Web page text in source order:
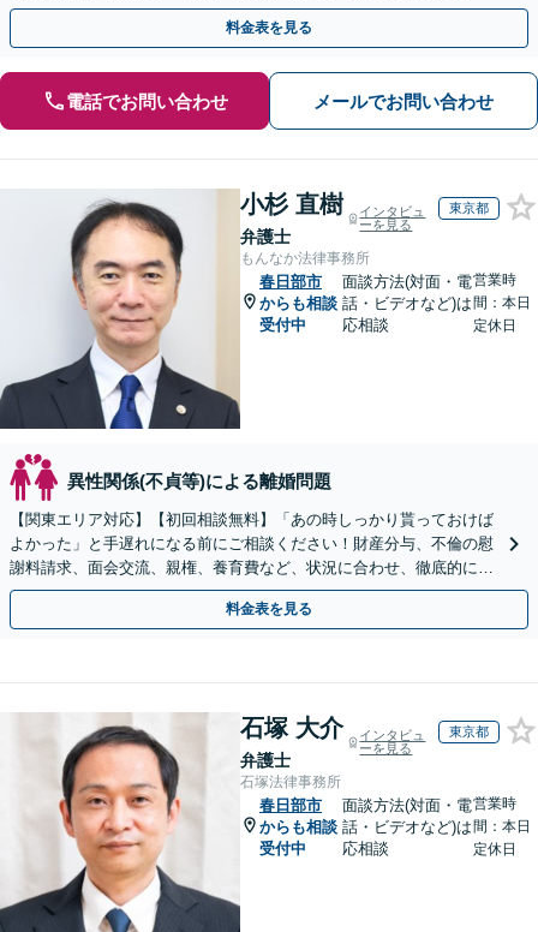
思いを代弁し、最善の解決へ導きます【夜間・休日面談可】
料金表を見る
電話でお問い合わせ メールでお問い合わせ
小杉 直樹
弁護士
インタビュ
ーを見る
東京都
もんなか法律事務所
春日部市
からも相談
受付中
面談方法(対面・電
話・ビデオなど)は
応相談
営業時
間：本日
定休日
異性関係(不貞等)による離婚問題
【関東エリア対応】【初回相談無料】「あの時しっかり貰っておけば
よかった」と手遅れになる前にご相談ください！財産分与、不倫の慰
謝料請求、面会交流、親権、養育費など、状況に合わせ、徹底的にサ
ポートいたします【弁護士歴17年以上】
料金表を見る
石塚 大介
弁護士
インタビュ
ーを見る
東京都
石塚法律事務所
春日部市
からも相談
受付中
面談方法(対面・電
話・ビデオなど)は
応相談
営業時
間：本日
定休日